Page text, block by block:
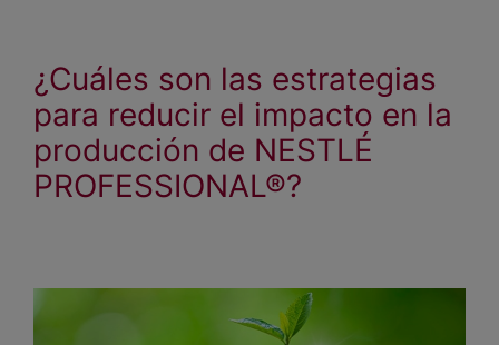
¿Cuáles son las estrategias
para reducir el impacto en la
producción de NESTLÉ
PROFESSIONAL®?